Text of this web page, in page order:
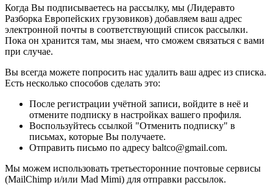
Когда Вы подписываетесь на рассылку, мы (Лидеравто
Разборка Европейских грузовиков) добавляем ваш адрес
электронной почты в соответствующий список рассылки.
Пока он хранится там, мы знаем, что сможем связаться с вами
при случае.
Вы всегда можете попросить нас удалить ваш адрес из списка.
Есть несколько способов сделать это:
После регистрации учётной записи, войдите в неё и
отмените подписку в настройках вашего профиля.
Воспользуйтесь ссылкой "Отменить подписку" в
письмах, которые Вы получаете.
Отправить письмо по адресу baltco@gmail.com.
Мы можем использовать третьесторонние почтовые сервисы
(MailChimp и/или Mad Mimi) для отправки рассылок.